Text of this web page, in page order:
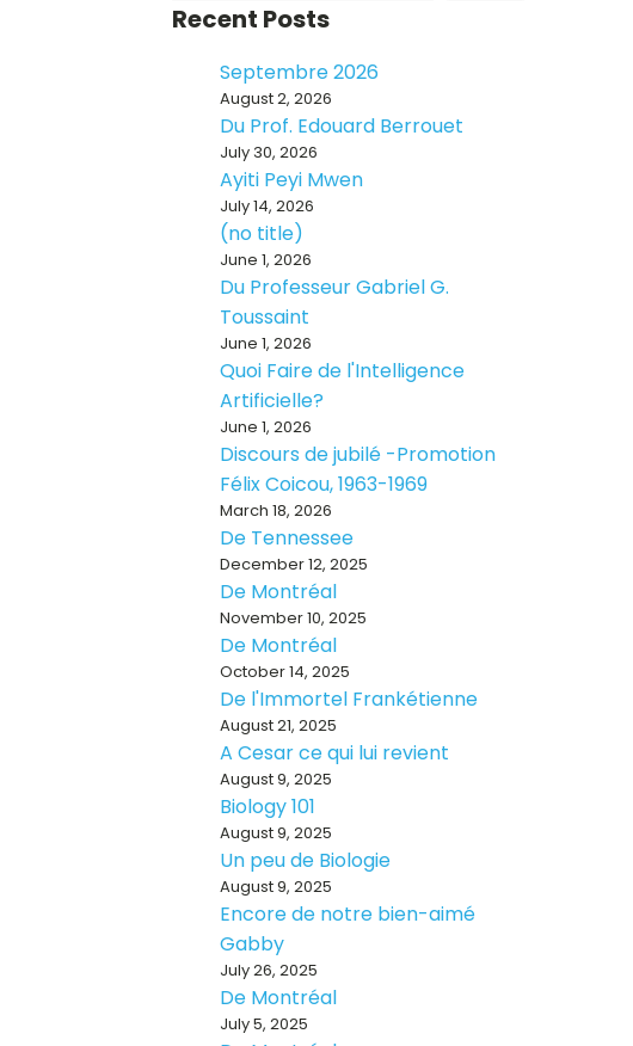
Recent Posts
Septembre 2026
August 2, 2026
Du Prof. Edouard Berrouet
July 30, 2026
Ayiti Peyi Mwen
July 14, 2026
(no title)
June 1, 2026
Du Professeur Gabriel G.
Toussaint
June 1, 2026
Quoi Faire de l'Intelligence
Artificielle?
June 1, 2026
Discours de jubilé -Promotion
Félix Coicou, 1963-1969
March 18, 2026
De Tennessee
December 12, 2025
De Montréal
November 10, 2025
De Montréal
October 14, 2025
De l'Immortel Frankétienne
August 21, 2025
A Cesar ce qui lui revient
August 9, 2025
Biology 101
August 9, 2025
Un peu de Biologie
August 9, 2025
Encore de notre bien-aimé
Gabby
July 26, 2025
De Montréal
July 5, 2025